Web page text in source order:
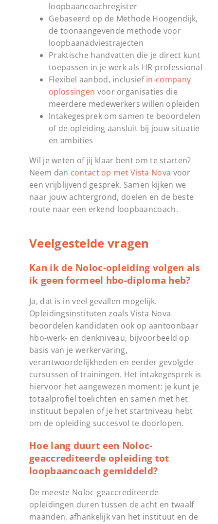
loopbaancoachregister
Gebaseerd op de Methode Hoogendijk,
de toonaangevende methode voor
loopbaanadviestrajecten
Praktische handvatten die je direct kunt
toepassen in je werk als HR-professional
Flexibel aanbod, inclusiefin-company
oplossingen voor organisaties die
meerdere medewerkers willen opleiden
Intakegesprek om samen te beoordelen
of de opleiding aansluit bij jouw situatie
en ambities
Wil je weten of jij klaar bent om te starten?
Neem dan contact op met Vista Nova voor
een vrijblijvend gesprek. Samen kijken we
naar jouw achtergrond, doelen en de beste
route naar een erkend loopbaancoach.
Veelgestelde vragen
Kan ik de Noloc-opleiding volgen als
ik geen formeel hbo-diploma heb?
Ja, dat is in veel gevallen mogelijk.
Opleidingsinstituten zoals Vista Nova
beoordelen kandidaten ook op aantoonbaar
hbo-werk- en denkniveau, bijvoorbeeld op
basis van je werkervaring,
verantwoordelijkheden en eerder gevolgde
cursussen of trainingen. Het intakegesprek is
hiervoor het aangewezen moment: je kunt je
totaalprofiel toelichten en samen met het
instituut bepalen of je het startniveau hebt
om de opleiding succesvol te doorlopen.
Hoe lang duurt een Noloc-
geaccrediteerde opleiding tot
loopbaancoach gemiddeld?
De meeste Noloc-geaccrediteerde
opleidingen duren tussen de acht en twaalf
maanden, afhankelijk van het instituut en de